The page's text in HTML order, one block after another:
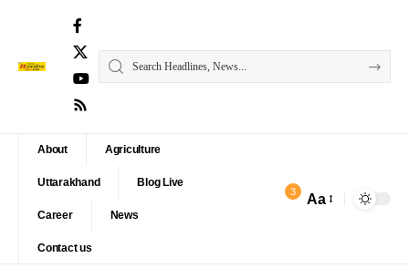
About Agriculture
Uttarakhand Blog Live
Career News
Contact us
3 Aa